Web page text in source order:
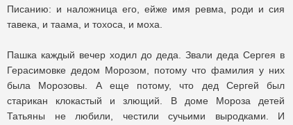
Писанию: и наложница его, ейже имя ревма, роди и сия
тавека, и таама, и тохоса, и моха.
Пашка каждый вечер ходил до деда. Звали деда Сергея в
Герасимовке дедом Морозом, потому что фамилия у них
была Морозовы. А еще потому, что дед Сергей был
старикан клокастый и злющий. В доме Мороза детей
Татьяны не любили, честили сучьими выродками. И